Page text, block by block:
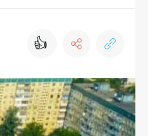
👍